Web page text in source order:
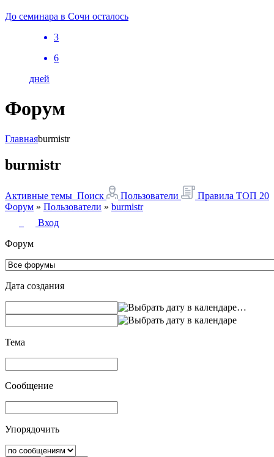
До семинара в Сочи осталось
3
6
дней
Форум
Главнаяburmistr
burmistr
Активные темы Поиск Пользователи Правила ТОП 20
Форум » Пользователи » burmistr
Вход
Форум
Дата создания
…
Тема
Сообщение
Упорядочить